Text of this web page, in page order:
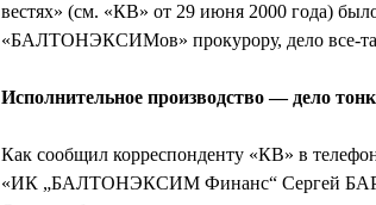
вестях» (см. «КВ» от 29 июня 2000 года)
«БАЛТОНЭКСИМов» прокурору, дело все-
Исполнительное производство — дело
Как сообщил корреспонденту «КВ» в
«ИК „БАЛТОНЭКСИМ Финанс“ Сергей